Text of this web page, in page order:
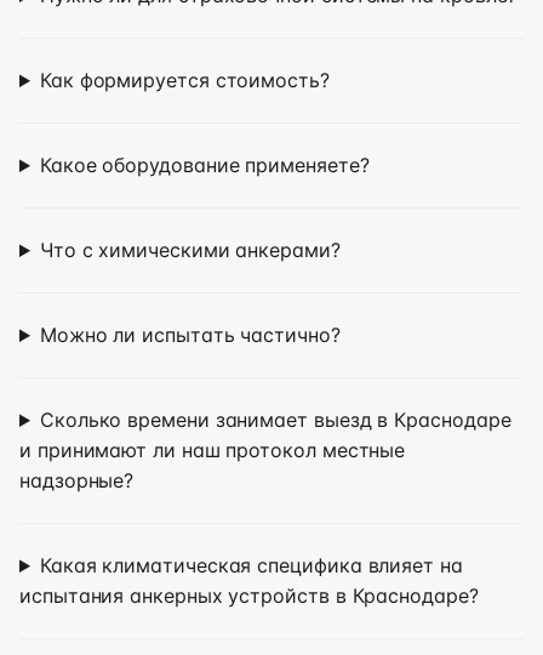
Как формируется стоимость?
Какое оборудование применяете?
Что с химическими анкерами?
Можно ли испытать частично?
Сколько времени занимает выезд в Краснодаре
и принимают ли наш протокол местные
надзорные?
Какая климатическая специфика влияет на
испытания анкерных устройств в Краснодаре?